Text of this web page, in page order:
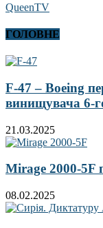
QueenTV
ГОЛОВНЕ
F-47 – Boeing
винищувача 6-
21.03.2025
Mirage 2000-5F
08.02.2025